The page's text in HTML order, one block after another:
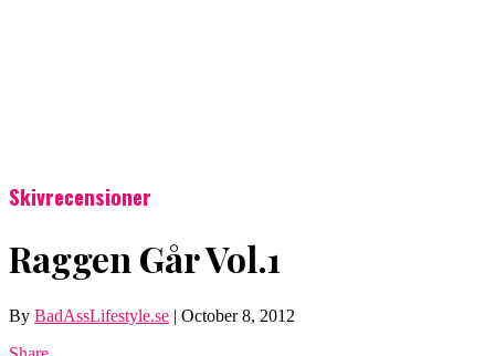
Skivrecensioner
Raggen Går Vol.1
By BadAssLifestyle.se | October 8, 2012